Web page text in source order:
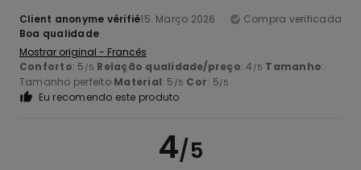
Client anonyme vérifié15. Março 2026
Compra verificada
Boa qualidade
Mostrar original - Francês
Conforto: 5 /5 Relação qualidade/preço: 4 /5 Tamanho:
Tamanho perfeito Material: 5 /5 Cor: 5/5
Eu recomendo este produto
4/5